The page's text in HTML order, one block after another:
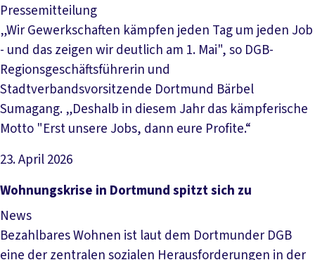
Pressemitteilung
„Wir Gewerkschaften kämpfen jeden Tag um jeden Job
- und das zeigen wir deutlich am 1. Mai", so DGB-
Regionsgeschäftsführerin und
Stadtverbandsvorsitzende Dortmund Bärbel
Sumagang. „Deshalb in diesem Jahr das kämpferische
Motto "Erst unsere Jobs, dann eure Profite.“
23. April 2026
Artikel lesen
Wohnungskrise in Dortmund spitzt sich zu
News
Bezahlbares Wohnen ist laut dem Dortmunder DGB
eine der zentralen sozialen Herausforderungen in der